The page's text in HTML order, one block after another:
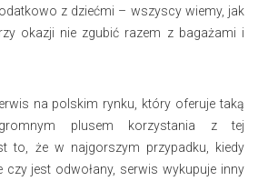
z dziećmi – wszyscy wiemy, jak
okazji nie zgubić razem z bagażami i
na polskim rynku, który oferuje taką
plusem korzystania z tej
to, że w najgorszym przypadku, kiedy
jest odwołany, serwis wykupuje inny